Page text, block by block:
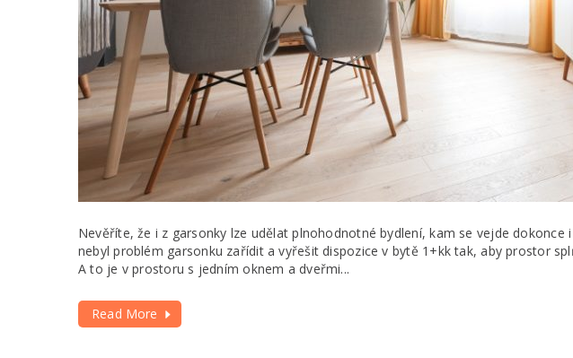
Nevěříte, že i z garsonky lze udělat plnohodnotné bydlení, kam se vejde dokonce
nebyl problém garsonku zařídit a vyřešit dispozice v bytě 1+kk tak, aby prostor
A to je v prostoru s jedním oknem a dveřmi...
Read More